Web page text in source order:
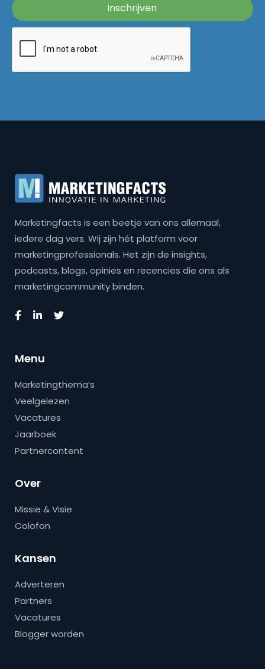
Marketingfacts is een beetje van ons allemaal,
iedere dag vers. Wij zijn hét platform voor
marketingprofessionals. Het zijn de insights,
podcasts, blogs, opinies en recencies die ons als
marketingcommunity binden.
Menu
Marketingthema’s
Veelgelezen
Vacatures
Jaarboek
Partnercontent
Over
Missie & Visie
Colofon
Kansen
Adverteren
Partners
Vacatures
Blogger worden